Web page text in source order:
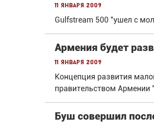
11 января 2009
Gulfstream 500 "ушел с
Армения будет
11 января 2009
Концепция развития
правительством Армении
Буш совершил